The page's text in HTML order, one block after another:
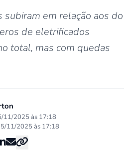
subiram em relação aos do
de eletrificados
total, mas com quedas
11/2025 às 17:18
11/2025 às 17:18